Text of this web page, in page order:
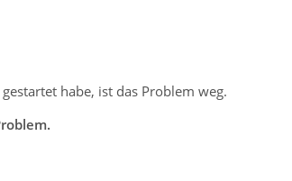
habe, ist das Problem weg.